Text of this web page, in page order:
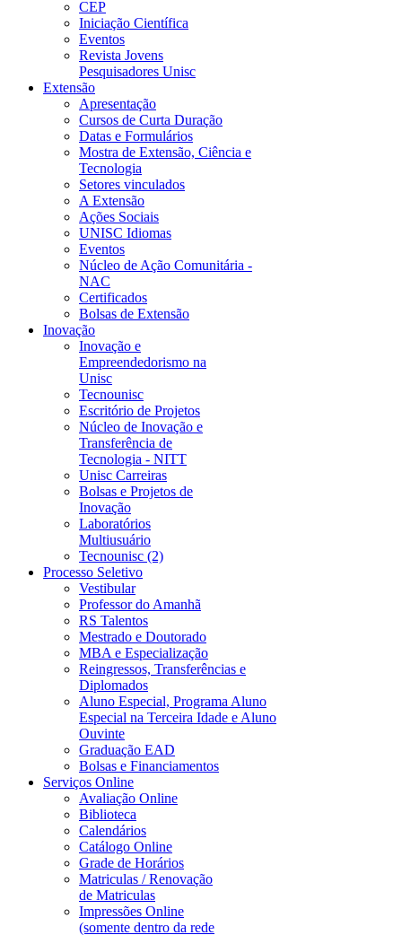
CEP
Iniciação Científica
Eventos
Revista Jovens
Pesquisadores Unisc
Extensão
Apresentação
Cursos de Curta Duração
Datas e Formulários
Mostra de Extensão, Ciência e
Tecnologia
Setores vinculados
A Extensão
Ações Sociais
UNISC Idiomas
Eventos
Núcleo de Ação Comunitária -
NAC
Certificados
Bolsas de Extensão
Inovação
Inovação e
Empreendedorismo na
Unisc
Tecnounisc
Escritório de Projetos
Núcleo de Inovação e
Transferência de
Tecnologia - NITT
Unisc Carreiras
Bolsas e Projetos de
Inovação
Laboratórios
Multiusuário
Tecnounisc (2)
Processo Seletivo
Vestibular
Professor do Amanhã
RS Talentos
Mestrado e Doutorado
MBA e Especialização
Reingressos, Transferências e
Diplomados
Aluno Especial, Programa Aluno
Especial na Terceira Idade e Aluno
Ouvinte
Graduação EAD
Bolsas e Financiamentos
Serviços Online
Avaliação Online
Biblioteca
Calendários
Catálogo Online
Grade de Horários
Matriculas / Renovação
de Matriculas
Impressões Online
(somente dentro da rede